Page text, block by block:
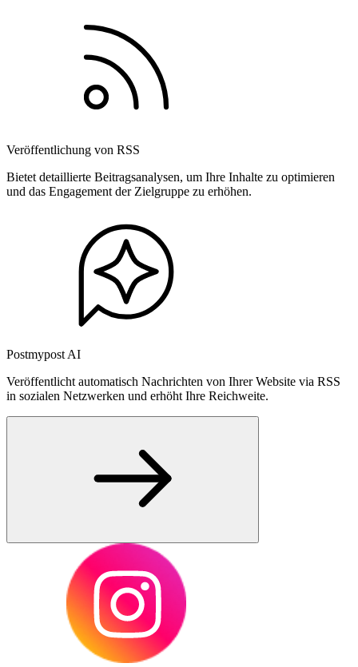
Veröffentlichung von RSS
Bietet detaillierte Beitragsanalysen, um Ihre Inhalte zu optimieren
und das Engagement der Zielgruppe zu erhöhen.
Postmypost AI
Veröffentlicht automatisch Nachrichten von Ihrer Website via RSS
in sozialen Netzwerken und erhöht Ihre Reichweite.